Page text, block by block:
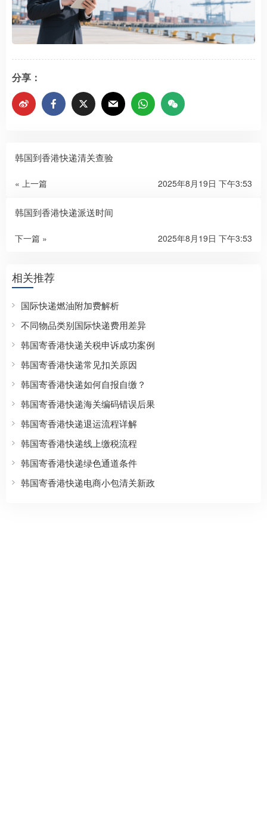
分享：
韩国到香港快递清关查验
« 上一篇 2025年8月19日 下午3:53
韩国到香港快递派送时间
下一篇 » 2025年8月19日 下午3:53
相关推荐
国际快递燃油附加费解析
不同物品类别国际快递费用差异
韩国寄香港快递关税申诉成功案例
韩国寄香港快递常见扣关原因
韩国寄香港快递如何自报自缴？
韩国寄香港快递海关编码错误后果
韩国寄香港快递退运流程详解
韩国寄香港快递线上缴税流程
韩国寄香港快递绿色通道条件
韩国寄香港快递电商小包清关新政